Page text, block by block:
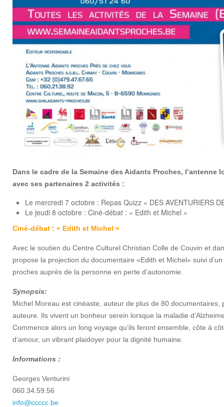
Dans le cadre de la Semaine des Aidants Proches,
avec ses partenaires 2 activités :
Le mercredi 7 octobre : Repas Quizz « DES AVENTURIERS
Le jeudi 8 octobre : Ciné-débat : « Edith et Michel »
Ciné-débat : « Edith et Michel »
Avec le soutien du Centre Culturel Christian Colle de Couvin et
propose la projection du documentaire «Edith et Michel» suivi
proches auprès de la personne en perte d’autonomie.
Synopsis:
Michel Moreau est cinéaste, auteur de plus de 80
auteure. Ils vivent un bonheur serein lorsque la maladie
Commence alors un long voyage qu’ils feront ensemble, côte à
d’amour, un vibrant plaidoyer pour la dignité humaine.
Informations :
Georges Venturini
060.34.59.56
info@ccccc.be